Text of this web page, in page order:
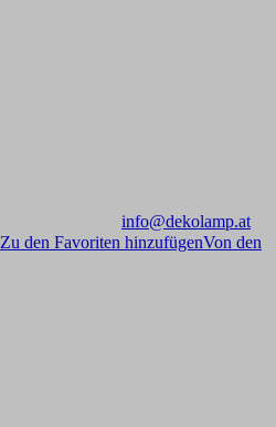
info@dekolamp.at
Zu den Favoriten hinzufügenVon den